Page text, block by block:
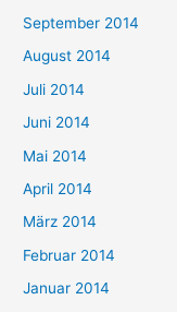
September 2014
August 2014
Juli 2014
Juni 2014
Mai 2014
April 2014
März 2014
Februar 2014
Januar 2014